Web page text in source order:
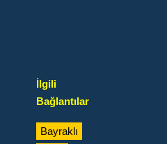
İlgili
Bağlantılar
Bayraklı